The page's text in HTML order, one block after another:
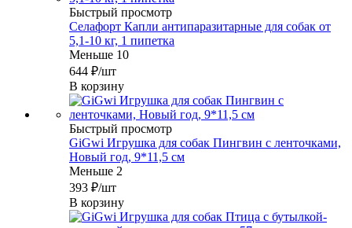
Быстрый просмотр
Селафорт Капли антипаразитарные для собак от
5,1-10 кг, 1 пипетка
Меньше 10
644 ₽/шт
В корзину
Быстрый просмотр
GiGwi Игрушка для собак Пингвин с ленточками,
Новый год, 9*11,5 см
Меньше 2
393 ₽/шт
В корзину